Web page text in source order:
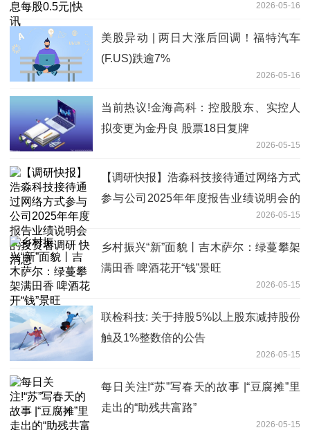
2026-05-16
美股异动 | 两日大涨后回调！福特汽车
(F.US)跌逾7%
2026-05-16
当前热议!金海高科：控股股东、实控人
拟变更为金丹良 股票18日复牌
2026-05-15
【调研快报】浩淼科技接待通过网络方式
参与公司2025年年度报告业绩说明会的
2026-05-15
乡村振兴“新”面貌丨吉木萨尔：绿蔓攀架
满田香 啤酒花开“钱”景旺
2026-05-15
联检科技: 关于持股5%以上股东减持股份
触及1%整数倍的公告
2026-05-15
每日关注!“苏”写春天的故事 |“豆腐摊”里
走出的“助残共富路”
2026-05-15